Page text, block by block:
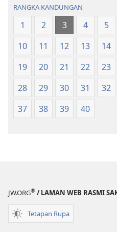
RANGKA KANDUNGAN
1 2 3 4 5
10
11 12 13 14
19
20 21 22 23
28
29 30 31 32
37
38 39 40
JW.ORG® / LAMAN WEB RASMI
Tetapan Rupa